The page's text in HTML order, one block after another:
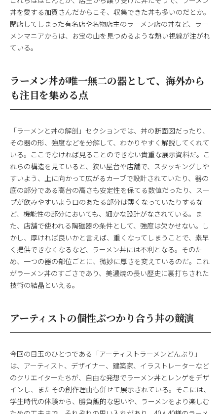
丼を愛する加賀さんだからこそ、収集できた丼も多いのだとか。
閉店してしまった有名店や名物店主のラーメン店の丼など、ラー
メンマニアからは、お宝の山を見つめるような熱い視線が注がれ
ている。
ラーメン丼が唯一無二の器として、海外から
も注目を集める点
「ラーメンと丼の解剖」セクションでは、丼の断面図だったり、
その器の形、強度などを分解して、わかりやすく解説してくれて
いる。ここでなければ見ることのできない貴重な展示資料だ。こ
れらの構造を見ていると、狭い屋台や店舗で、スタッキングしや
すいよう、上に向かって広がるカーブで設計されていたり、器の
底の部分である高台の高さも安定性を保てる数値だったり、スー
プが飲みやすいよう口のあたる部分は薄くなっていたりするな
ど、機能性の部分においても、細かな設計がなされている。ま
た、店舗で使われる陶磁器の条件として、強度は欠かせない。し
かし、厚ければ良いかと言えば、重くなってしまうことで、素早
く提供できなくなるなど、ラーメン丼には不利となる。そのた
め、一つの器の部位ごとに、微妙に厚さを変えているのだ。これ
がラーメン丼のすごさであり、美濃焼の長い歴史に裏打ちされた
技術の結晶といえる。
アーティストの個性ぶつかり合う丼の競演
今回の目玉のひとつである「アーティストラーメンどんぶり」
は、アーティスト、デザイナー、建築家、イラストレーターなど
のクリエイターたちが、自由な発想でラーメン丼とレンゲをデザ
インし、またその創作理由も併せて展示されている。そこには、
学生時代の体験から、勝負飯的な思いや、ラーメンをより楽しむ